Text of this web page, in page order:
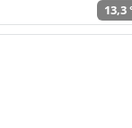
13,3